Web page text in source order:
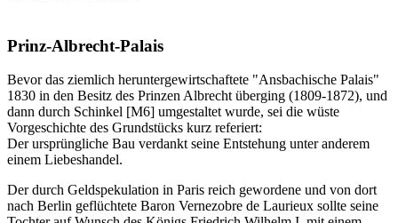
Prinz-Albrecht-Palais
Bevor das ziemlich heruntergewirtschaftete "Ansbachische Palais"
1830 in den Besitz des Prinzen Albrecht überging (1809-1872), und
dann durch Schinkel [M6] umgestaltet wurde, sei die wüste
Vorgeschichte des Grundstücks kurz referiert:
Der ursprüngliche Bau verdankt seine Entstehung unter anderem
einem Liebeshandel.
Der durch Geldspekulation in Paris reich gewordene und von dort
nach Berlin geflüchtete Baron Vernezobre de Laurieux sollte seine